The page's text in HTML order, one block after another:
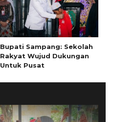
Bupati Sampang: Sekolah
Rakyat Wujud Dukungan
Untuk Pusat